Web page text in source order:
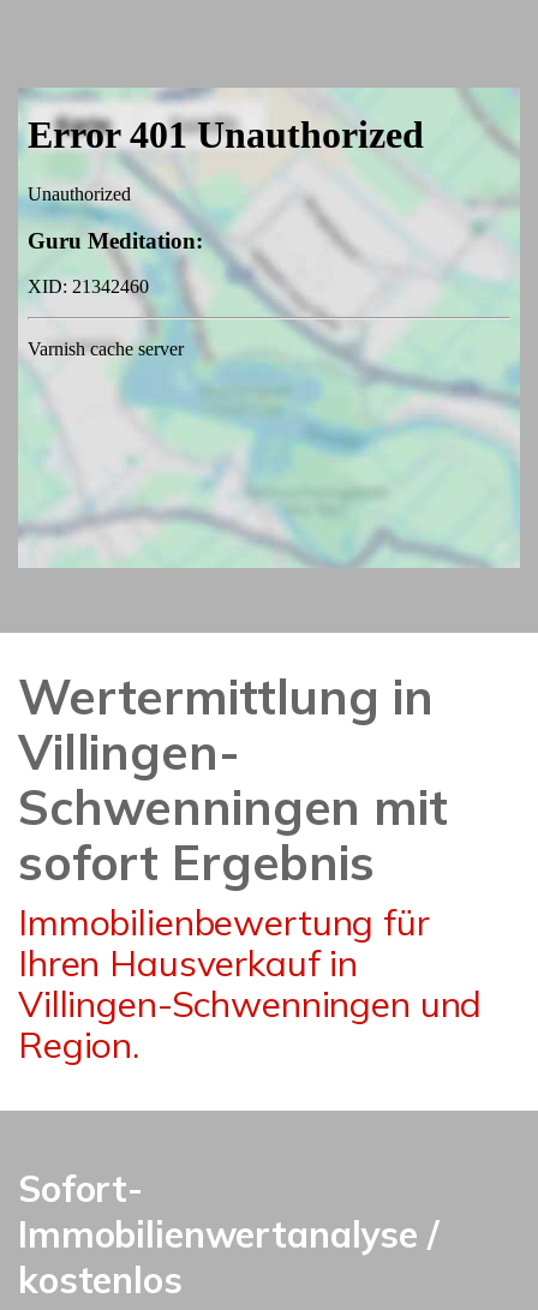
Wertermittlung in
Villingen-
Schwenningen mit
sofort Ergebnis
Immobilienbewertung für
Ihren Hausverkauf in
Villingen-Schwenningen und
Region.
Sofort-
Immobilienwertanalyse /
kostenlos